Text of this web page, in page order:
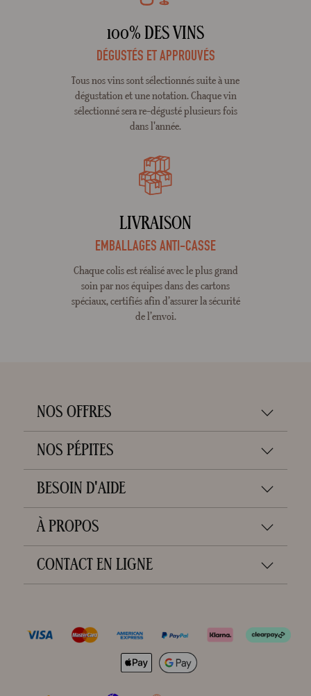
100% DES VINS
DÉGUSTÉS ET APPROUVÉS
Tous nos vins sont sélectionnés suite à une
dégustation et une notation. Chaque vin
sélectionné sera re-dégusté plusieurs fois
dans l'année.
LIVRAISON
EMBALLAGES ANTI-CASSE
Chaque colis est réalisé avec le plus grand
soin par nos équipes dans des cartons
spéciaux, certifiés afin d’assurer la sécurité
de l’envoi.
NOS OFFRES
NOS PÉPITES
BESOIN D'AIDE
À PROPOS
CONTACT EN LIGNE